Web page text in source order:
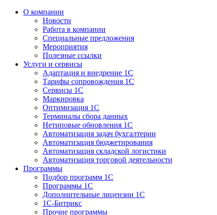
О компании
Новости
Работа в компании
Специальные предложения
Мероприятия
Полезные ссылки
Услуги и сервисы
Адаптация и внедрение 1С
Тарифы сопровождения 1С
Сервисы 1С
Маркировка
Оптимизация 1С
Терминалы сбора данных
Нетиповые обновления 1С
Автоматизация задач бухгалтерии
Автоматизация бюджетирования
Автоматизация складской логистики
Автоматизация торговой деятельности
Программы
Подбор программ 1С
Программы 1С
Дополнительные лицензии 1С
1С-Битрикс
Прочие программы